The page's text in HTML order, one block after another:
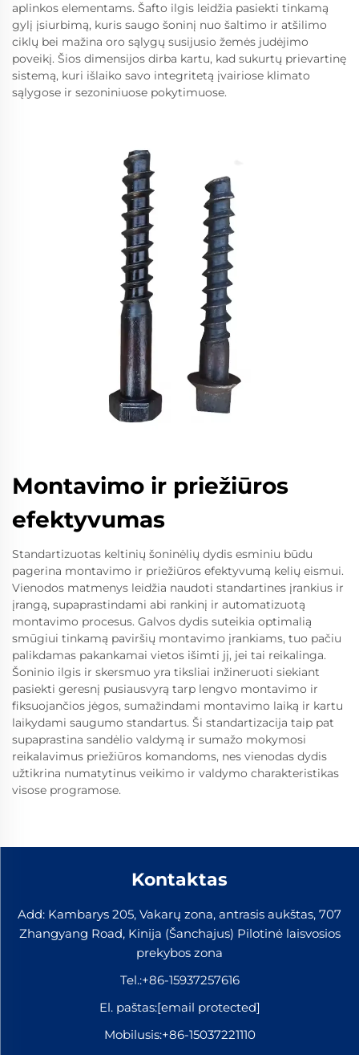
aplinkos elementams. Šafto ilgis leidžia pasiekti tinkamą
gylį įsiurbimą, kuris saugo šoninį nuo šaltimo ir atšilimo
ciklų bei mažina oro sąlygų susijusio žemės judėjimo
poveikį. Šios dimensijos dirba kartu, kad sukurtų prievartinę
sistemą, kuri išlaiko savo integritetą įvairiose klimato
sąlygose ir sezoniniuose pokytimuose.
Montavimo ir priežiūros
efektyvumas
Standartizuotas keltinių šoninėlių dydis esminiu būdu
pagerina montavimo ir priežiūros efektyvumą kelių eismui.
Vienodos matmenys leidžia naudoti standartines įrankius ir
įrangą, supaprastindami abi rankinį ir automatizuotą
montavimo procesus. Galvos dydis suteikia optimalią
smūgiui tinkamą paviršių montavimo įrankiams, tuo pačiu
palikdamas pakankamai vietos išimti jį, jei tai reikalinga.
Šoninio ilgis ir skersmuo yra tiksliai inžineruoti siekiant
pasiekti geresnį pusiausvyrą tarp lengvo montavimo ir
fiksuojančios jėgos, sumažindami montavimo laiką ir kartu
laikydami saugumo standartus. Ši standartizacija taip pat
supaprastina sandėlio valdymą ir sumažo mokymosi
reikalavimus priežiūros komandoms, nes vienodas dydis
užtikrina numatytinus veikimo ir valdymo charakteristikas
visose programose.
Kontaktas
Add: Kambarys 205, Vakarų zona, antrasis aukštas, 707
Zhangyang Road, Kinija (Šanchajus) Pilotinė laisvosios
prekybos zona
Tel.:+86-15937257616
El. paštas:[email protected]
Mobilusis:+86-15037221110